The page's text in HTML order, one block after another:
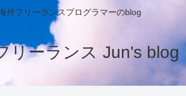
外フリーランスプログラマーのblog
リーランス Jun's blog